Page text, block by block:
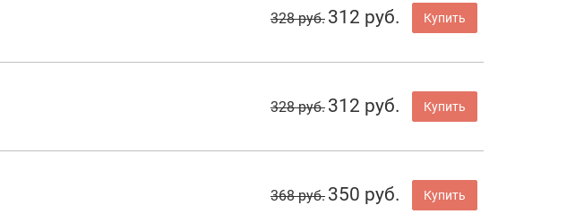
328 руб. 312 руб. Купить
328 руб. 312 руб. Купить
368 руб. 350 руб. Купить